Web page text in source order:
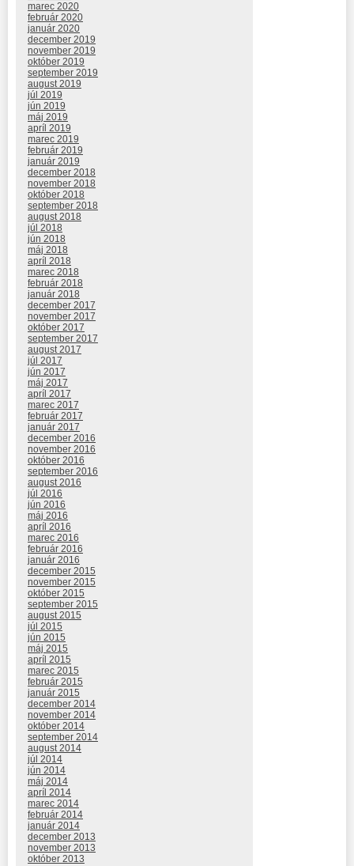
marec 2020
február 2020
január 2020
december 2019
november 2019
október 2019
september 2019
august 2019
júl 2019
jún 2019
máj 2019
apríl 2019
marec 2019
február 2019
január 2019
december 2018
november 2018
október 2018
september 2018
august 2018
júl 2018
jún 2018
máj 2018
apríl 2018
marec 2018
február 2018
január 2018
december 2017
november 2017
október 2017
september 2017
august 2017
júl 2017
jún 2017
máj 2017
apríl 2017
marec 2017
február 2017
január 2017
december 2016
november 2016
október 2016
september 2016
august 2016
júl 2016
jún 2016
máj 2016
apríl 2016
marec 2016
február 2016
január 2016
december 2015
november 2015
október 2015
september 2015
august 2015
júl 2015
jún 2015
máj 2015
apríl 2015
marec 2015
február 2015
január 2015
december 2014
november 2014
október 2014
september 2014
august 2014
júl 2014
jún 2014
máj 2014
apríl 2014
marec 2014
február 2014
január 2014
december 2013
november 2013
október 2013